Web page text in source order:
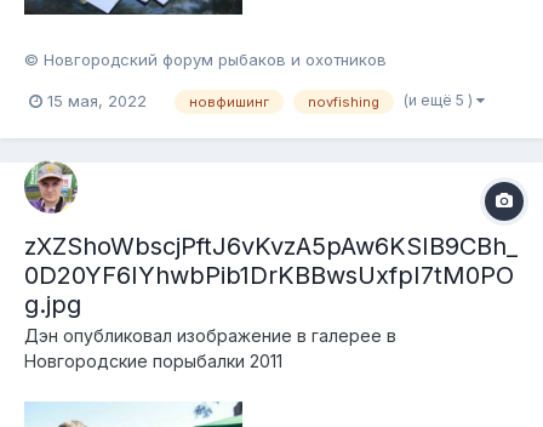
© Новгородский форум рыбаков и охотников
15 мая, 2022 новфишинг novfishing (и ещё 5 )
zXZShoWbscjPftJ6vKvzA5pAw6KSIB9CBh_
0D20YF6IYhwbPib1DrKBBwsUxfpI7tM0PO
g.jpg
Дэн опубликовал изображение в галерее в
Новгородские порыбалки 2011